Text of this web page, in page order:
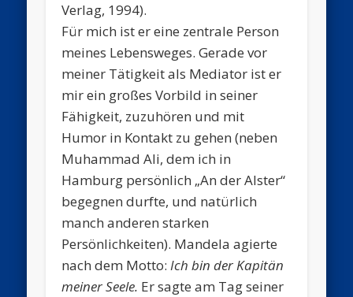
Verlag, 1994).
Für mich ist er eine zentrale Person
meines Lebensweges. Gerade vor
meiner Tätigkeit als Mediator ist er
mir ein großes Vorbild in seiner
Fähigkeit, zuzuhören und mit
Humor in Kontakt zu gehen (neben
Muhammad Ali, dem ich in
Hamburg persönlich „An der Alster“
begegnen durfte, und natürlich
manch anderen starken
Persönlichkeiten). Mandela agierte
nach dem Motto:Ich bin der Kapitän
meiner Seele. Er sagte am Tag seiner